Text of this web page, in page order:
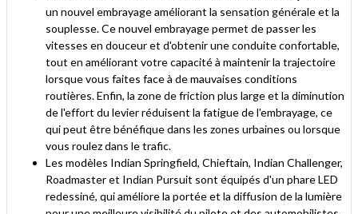
un nouvel embrayage améliorant la sensation générale et la
souplesse. Ce nouvel embrayage permet de passer les
vitesses en douceur et d'obtenir une conduite confortable,
tout en améliorant votre capacité à maintenir la trajectoire
lorsque vous faites face à de mauvaises conditions
routières. Enfin, la zone de friction plus large et la diminution
de l'effort du levier réduisent la fatigue de l'embrayage, ce
qui peut être bénéfique dans les zones urbaines ou lorsque
vous roulez dans le trafic.
Les modèles Indian Springfield, Chieftain, Indian Challenger,
Roadmaster et Indian Pursuit sont équipés d'un phare LED
redessiné, qui améliore la portée et la diffusion de la lumière